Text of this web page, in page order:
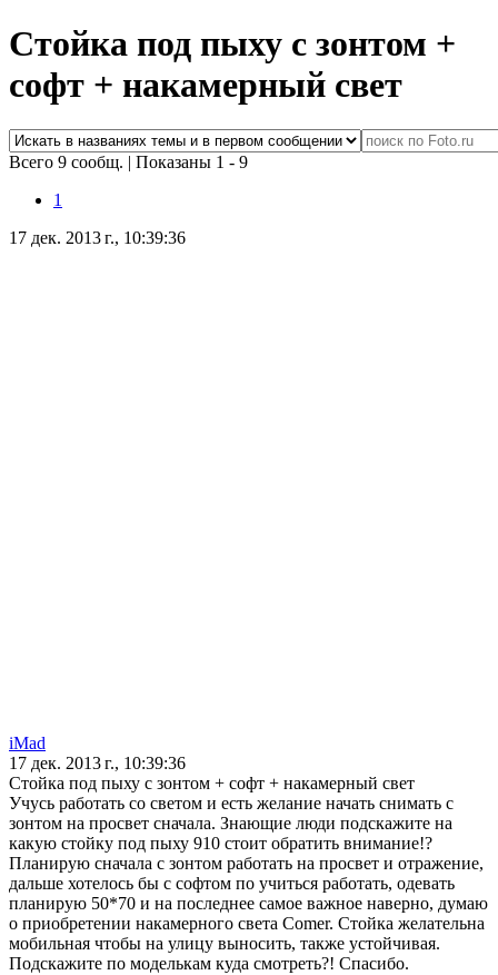
Стойка под пыху с зонтом +
софт + накамерный свет
Всего 9 сообщ. | Показаны 1 - 9
1
17 дек. 2013 г., 10:39:36
iMad
17 дек. 2013 г., 10:39:36
Стойка под пыху с зонтом + софт + накамерный свет
Учусь работать со светом и есть желание начать снимать с
зонтом на просвет сначала. Знающие люди подскажите на
какую стойку под пыху 910 стоит обратить внимание!?
Планирую сначала с зонтом работать на просвет и отражение,
дальше хотелось бы с софтом по учиться работать, одевать
планирую 50*70 и на последнее самое важное наверно, думаю
о приобретении накамерного света Comer. Стойка желательна
мобильная чтобы на улицу выносить, также устойчивая.
Подскажите по моделькам куда смотреть?! Спасибо.